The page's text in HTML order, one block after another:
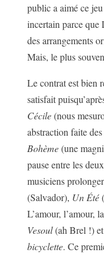
public a aimé ce
incertain parce que
des arrangements
Mais, le plus
Le contrat est bien
satisfait
Cécile(nous
abstraction faite
Bohème(une
pause entre les
musiciens
(Salvador), Un Été
L’amour, l’amour,
Vesoul(ah Brel !) et
bicyclette. Ce